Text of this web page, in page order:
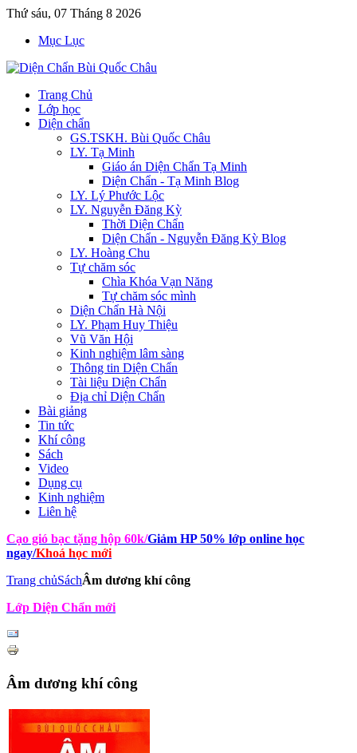
Thứ sáu, 07 Tháng 8 2026
Mục Lục
Trang Chủ
Lớp học
Diện chẩn
GS.TSKH. Bùi Quốc Châu
LY. Tạ Minh
Giáo án Diện Chẩn Tạ Minh
Diện Chẩn - Tạ Minh Blog
LY. Lý Phước Lộc
LY. Nguyễn Đăng Kỳ
Thời Diện Chẩn
Diện Chẩn - Nguyễn Đăng Kỳ Blog
LY. Hoàng Chu
Tự chăm sóc
Chìa Khóa Vạn Năng
Tự chăm sóc mình
Diện Chẩn Hà Nội
LY. Phạm Huy Thiệu
Vũ Văn Hội
Kinh nghiệm lâm sàng
Thông tin Diện Chẩn
Tài liệu Diện Chẩn
Địa chỉ Diện Chẩn
Bài giảng
Tin tức
Khí công
Sách
Video
Dụng cụ
Kinh nghiệm
Liên hệ
Cạo gió bạc tặng hộp 60k/Giảm HP 50% lớp online học
ngay/Khoá học mới
Trang chủSáchÂm dương khí công
Lớp Diện Chẩn mới
Âm dương khí công